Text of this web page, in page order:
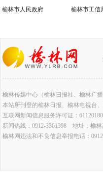
榆林市人民政府 榆林市工信
榆林传媒中心（榆林日报社、榆林广播
本站所刊登的榆林日报、榆林电视台
互联网新闻信息服务许可证：
新闻热线：0912-3361398 地址：
榆林网违法和不良信息举报电话：